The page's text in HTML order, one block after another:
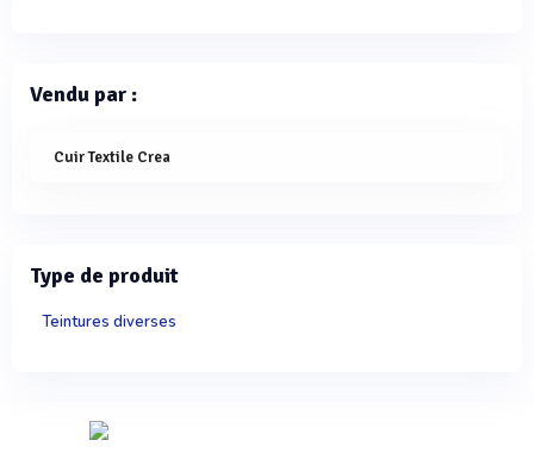
Vendu par :
Cuir Textile Crea
Type de produit
Teintures diverses